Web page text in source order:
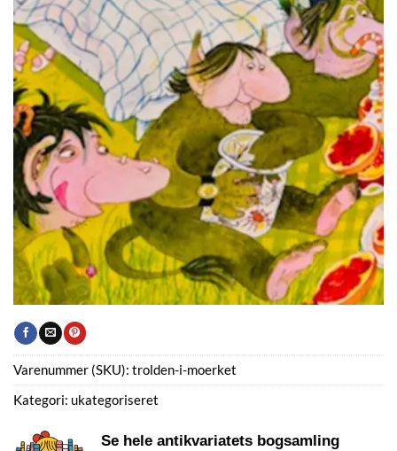
Varenummer (SKU): trolden-i-moerket
Kategori: ukategoriseret
Se hele antikvariatets bogsamling